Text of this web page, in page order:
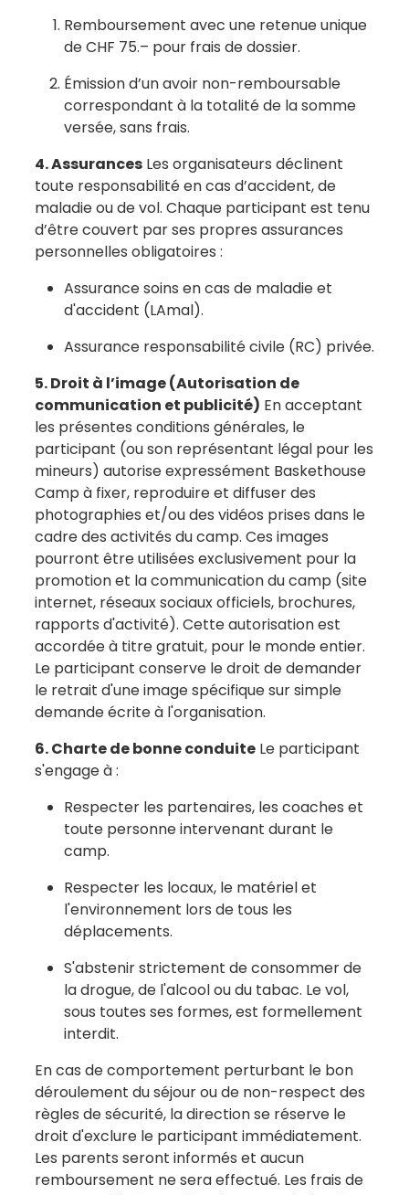
Remboursement avec une retenue unique
de CHF 75.– pour frais de dossier.
Émission d’un avoir non-remboursable
correspondant à la totalité de la somme
versée, sans frais.
4. Assurances Les organisateurs déclinent
toute responsabilité en cas d’accident, de
maladie ou de vol. Chaque participant est tenu
d’être couvert par ses propres assurances
personnelles obligatoires :
Assurance soins en cas de maladie et
d'accident (LAmal).
Assurance responsabilité civile (RC) privée.
5. Droit à l’image (Autorisation de
communication et publicité) En acceptant
les présentes conditions générales, le
participant (ou son représentant légal pour les
mineurs) autorise expressément Baskethouse
Camp à fixer, reproduire et diffuser des
photographies et/ou des vidéos prises dans le
cadre des activités du camp. Ces images
pourront être utilisées exclusivement pour la
promotion et la communication du camp (site
internet, réseaux sociaux officiels, brochures,
rapports d'activité). Cette autorisation est
accordée à titre gratuit, pour le monde entier.
Le participant conserve le droit de demander
le retrait d'une image spécifique sur simple
demande écrite à l'organisation.
6. Charte de bonne conduite Le participant
s'engage à :
Respecter les partenaires, les coaches et
toute personne intervenant durant le
camp.
Respecter les locaux, le matériel et
l'environnement lors de tous les
déplacements.
S'abstenir strictement de consommer de
la drogue, de l'alcool ou du tabac. Le vol,
sous toutes ses formes, est formellement
interdit.
En cas de comportement perturbant le bon
déroulement du séjour ou de non-respect des
règles de sécurité, la direction se réserve le
droit d'exclure le participant immédiatement.
Les parents seront informés et aucun
remboursement ne sera effectué. Les frais de